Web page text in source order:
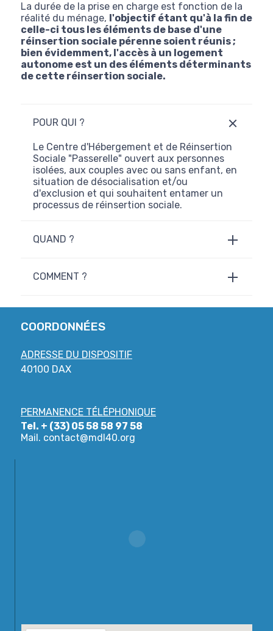
La durée de la prise en charge est fonction de la
réalité du ménage, l'objectif étant qu'à la fin de
celle-ci tous les éléments de base d'une
réinsertion sociale pérenne soient réunis ;
bien évidemment, l'accès à un logement
autonome est un des éléments déterminants
de cette réinsertion sociale.
POUR QUI ?
Le Centre d'Hébergement et de Réinsertion
Sociale "Passerelle" ouvert aux personnes
isolées, aux couples avec ou sans enfant, en
situation de désocialisation et/ou
d'exclusion et qui souhaitent entamer un
processus de réinsertion sociale.
QUAND ?
COMMENT ?
COORDONNÉES
ADRESSE DU DISPOSITIF
40100 DAX
PERMANENCE TÉLÉPHONIQUE
Tel. + (33) 05 58 58 97 58
Mail. contact@mdl40.org